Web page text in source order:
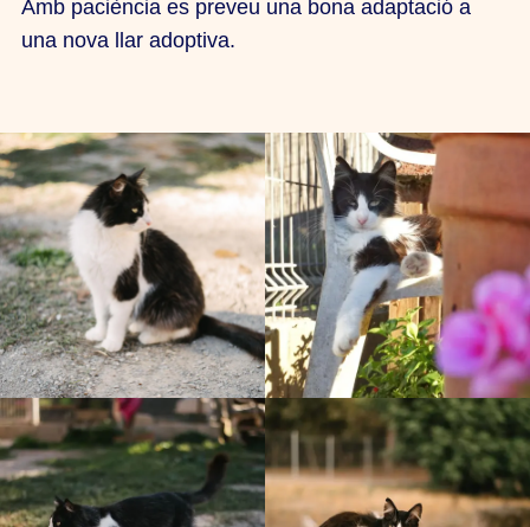
Amb paciència es preveu una bona adaptació a
una nova llar adoptiva.